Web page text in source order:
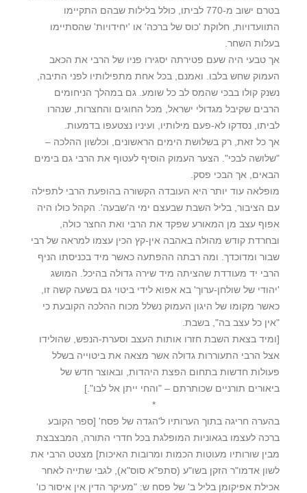
בטרם ישוב מ-770 לביתו, כולל בלילות שבהם התקיימו
התוועדויות, חלוקת 'כוס של ברכה' או 'יחידויות' שהסתיימו
בעלות השחר.
אך טבעי היה שעם פטירתה יסגירו פניו של הרבי את הכאב
העמוק שחש בלבו. ואמנם, בכל אחת מתפילותיו לפני התיבה,
נשנק קולו בבכי שהמס לב כל שומע. גם במהלך הניחומים
הרבים שקיבל מגדולי ישראל, מכל החוגים והחצרות, שנהרו
לביתו, נסדקו לא-פעם מילותיו, ועיניו נצטעפו בדמעות.
אך כל זאת, רק בשלושת הימים הראשונים, וכלשון ההלכה –
"שלושה לבכי". הצער העמוק הוסיף לעטוף את הרבי גם בימים
הבאים, אך הבכי פסק.
מופלאה עוד יותר היא העובדה הקשורה בהופעת הרבי לתפילה
עם הציבור, בליל השבת שבעצם ימי ה'שבעה'. הקהל כולו היה
אפוף עצב מן המאורע שפקד את הרבי ואת החצר כולה,
ובחרדת קודש מהולה באהבה אין-קץ הכין עצמו למראה של רבי
שבור ומדוכדך. ומה רבתה ההפתעה כאשר מיד בכניסתו הניף
הרבי יד מעודדת שהציתה מיד שירה גדולה בהיכל. המושג
'יהודי של שולחן-ערוך' בא אפוא לידי ביטוי גם בשעה קשה זו,
כאשר מקומו של היגון העמוק נשלל מכוח ההלכה הקובעת כי
"אין כל עצב בה", בשבת.
[ומיד בצאת השבת חזרו אותות העצב וסערת-הנפש, שהולידו
אצל הרבי התעוררות גדולה אשר מצאה את ביטוייה בשלל
פעולות חדשות בתחום הפצת היהדות, ובאוצר חדש של
ביאורים תורניים שכותרתם – "והחי ייתן אל לבו".]
*
בהערה חריגה בתוך הערותיו ל'הגדה של פסח' [ספר הקובע
ברכה לעצמו בגאוניות המופלגת בכל חדרי התורה, המבצבצת
מבין שורותיו מעוטות הכמות ומרובות האיכות] מצטט הרבי את
לשון אדמו"ר הזקן בשו"ע (סתפ"א סוס"א), לגבי שתייה לאחר
אכילת אפיקומן בליל ב' של פסח ש: "מעיקר הדין אין איסור כו'